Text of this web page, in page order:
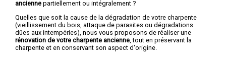
ancienne partiellement ou intégralement ?
Quelles que soit la cause de la dégradation de votre charpente
(vieillissement du bois, attaque de parasites ou dégradations
dûes aux intempéries), nous vous proposons de réaliser une
rénovation de votre charpente ancienne , tout en préservant la
charpente et en conservant son aspect d'origine.